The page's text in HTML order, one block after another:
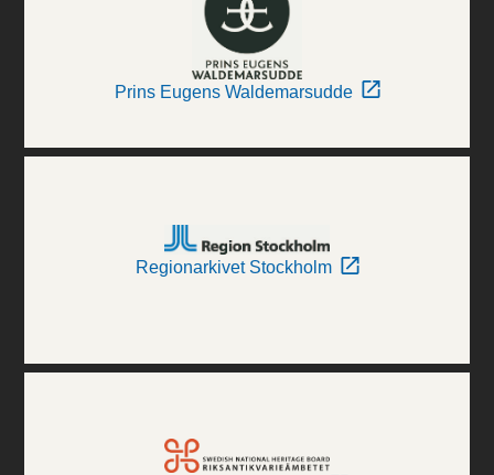
Prins Eugens Waldemarsudde
Regionarkivet Stockholm